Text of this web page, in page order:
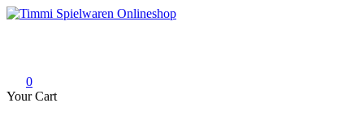
Skip
0
Your Cart